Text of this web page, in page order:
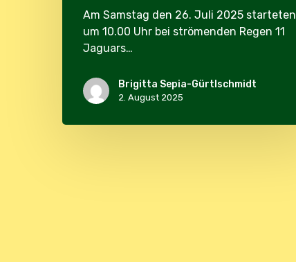
Am Samstag den 26. Juli 2025 starteten
um 10.00 Uhr bei strömenden Regen 11
Jaguars…
Brigitta Sepia-Gürtlschmidt
2. August 2025